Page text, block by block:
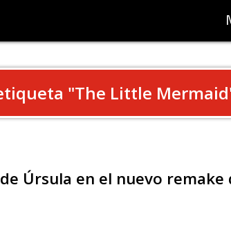
"The Little Mermaid
Úrsula en el nuevo